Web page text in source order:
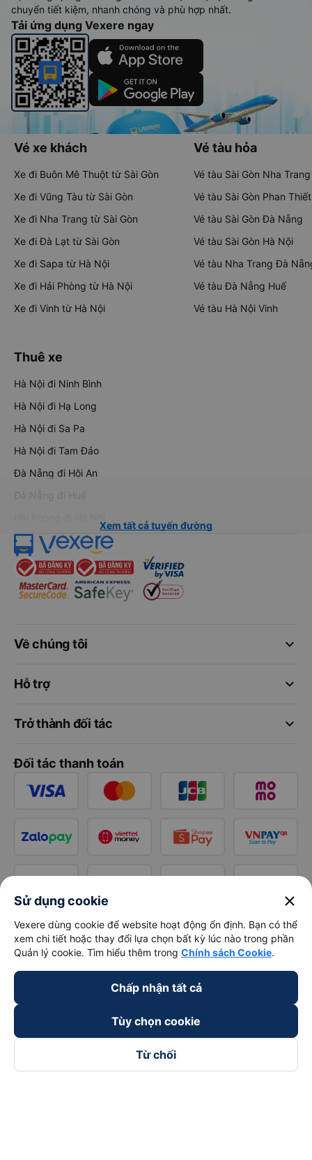
chuyển tiết kiệm, nhanh chóng và phù hợp nhất.
Tải ứng dụng Vexere ngay
Vé xe khách
Xe đi Buôn Mê Thuột từ Sài Gòn
Xe đi Vũng Tàu từ Sài Gòn
Xe đi Nha Trang từ Sài Gòn
Xe đi Đà Lạt từ Sài Gòn
Xe đi Sapa từ Hà Nội
Xe đi Hải Phòng từ Hà Nội
Xe đi Vinh từ Hà Nội
Vé tàu hỏa
Vé tàu Sài Gòn Nha Trang
Vé tàu Sài Gòn Phan Thiết
Vé tàu Sài Gòn Đà Nẵng
Vé tàu Sài Gòn Hà Nội
Vé tàu Nha Trang Đà
Vé tàu Đà Nẵng Huế
Vé tàu Hà Nội Vinh
Thuê xe
Hà Nội đi Ninh Bình
Hà Nội đi Hạ Long
Hà Nội đi Sa Pa
Hà Nội đi Tam Đảo
Đà Nẵng đi Hội An
Đà Nẵng đi Huế
Xem tất cả tuyến đường
keyboard_arrow_down
Về chúng tôi
keyboard_arrow_down
Hỗ trợ
keyboard_arrow_down
Trở thành đối tác
Đối tác thanh toán
Sử dụng cookie close
Vexere dùng cookie để website hoạt động ổn định. Bạn có thể
xem chi tiết hoặc thay đổi lựa chọn bất kỳ lúc nào trong phần
Quản lý cookie. Tìm hiểu thêm trong Chính sách Cookie.
Chấp nhận tất cả
Tùy chọn cookie
Từ chối